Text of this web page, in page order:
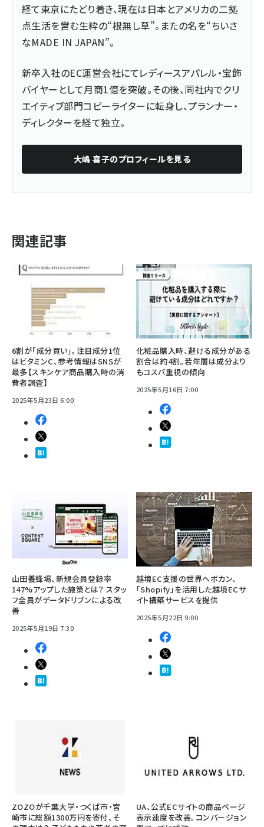
経て東京にたどり着き、現在は日本とアメリカの二拠
点生活を営む生粋の“根無し草”。またの名を“ちいさ
なMADE IN JAPAN”。
新卒入社のEC運営会社にてレディースアパレル・宝飾
バイヤーとして月商1億を突破。その後、同社内でクリ
エイティブ部門コピーライターに転身し、プランナー・
ディレクターを経て独立。
大嶋 喜子のプロフィールを見る
関連記事
6割が「成分買い」。注目成分1位
はビタミンC、参考情報はSNSが
最多【スキンケア商品購入時の消
費者調査】
2025年5月23日 6:00
化粧品購入時、避ける成分がある
割合は約4割。若年層は成分より
もコスパ重視の傾向
2025年5月16日 7:00
山田養蜂場、新規会員登録率
147%アップした施策とは？ スタッ
フ全員がデータドリブンによる改
善
2025年5月19日 7:30
越境EC支援の世界へボカン、
「Shopify」を活用した越境ECサ
イト構築サービスを提供
2025年5月22日 9:00
ZOZOが千葉大学・つくば市・宮
崎市に総額1300万円を寄付、そ
UA、公式ECサイトの商品ページ
表示速度を改善。コンバージョン